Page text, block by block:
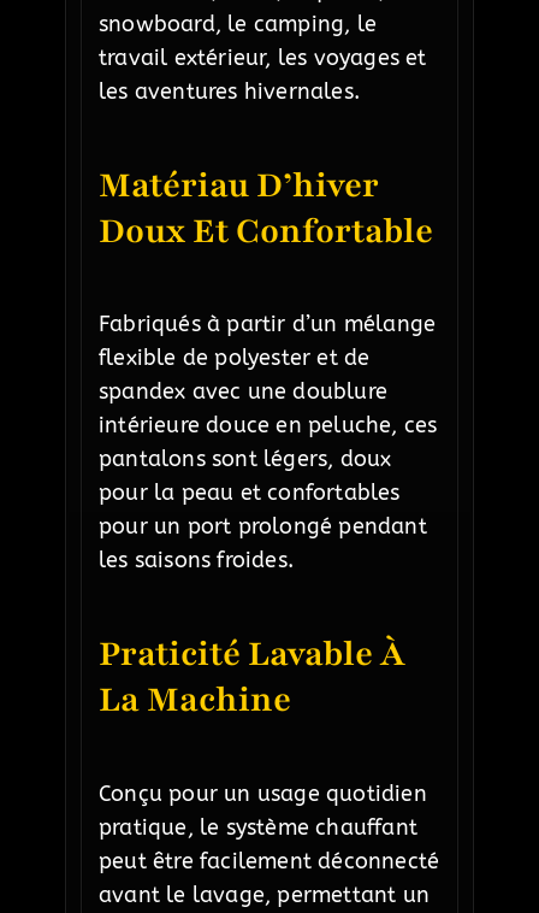
snowboard, le camping, le
travail extérieur, les voyages et
les aventures hivernales.
Matériau D’hiver
Doux Et Confortable
Fabriqués à partir d’un mélange
flexible de polyester et de
spandex avec une doublure
intérieure douce en peluche, ces
pantalons sont légers, doux
pour la peau et confortables
pour un port prolongé pendant
les saisons froides.
Praticité Lavable À
La Machine
Conçu pour un usage quotidien
pratique, le système chauffant
peut être facilement déconnecté
avant le lavage, permettant un